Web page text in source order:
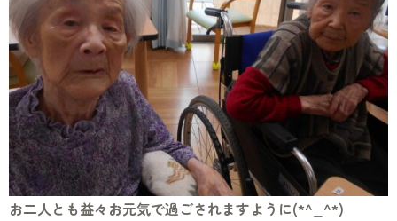
お二人とも益々お元気で過ごされますように(*^_^*)